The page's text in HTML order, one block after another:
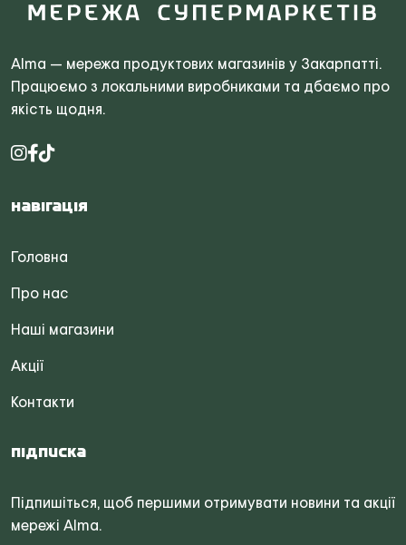
Alma — мережа продуктових магазинів у Закарпатті.
Працюємо з локальними виробниками та дбаємо про
якість щодня.
Навігація
Головна
Про нас
Наші магазини
Акції
Контакти
Підписка
Підпишіться, щоб першими отримувати новини та акції
мережі Alma.